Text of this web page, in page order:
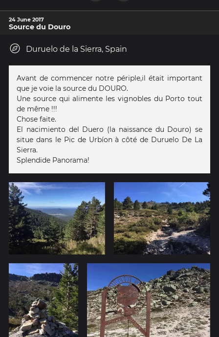
24 June 2017
Source du Douro
Duruelo de la Sierra, Spain
Avant de commencer notre périple,il était important
que je voie la source du DOURO.
Une source qui alimente les vignobles du Porto tout
de même !!!
Chose faite.
El nacimiento del Duero (la naissance du Douro) se
situe dans le Pic de Urbíon à côté de Duruelo De La
Sierra.
Splendide Panorama!